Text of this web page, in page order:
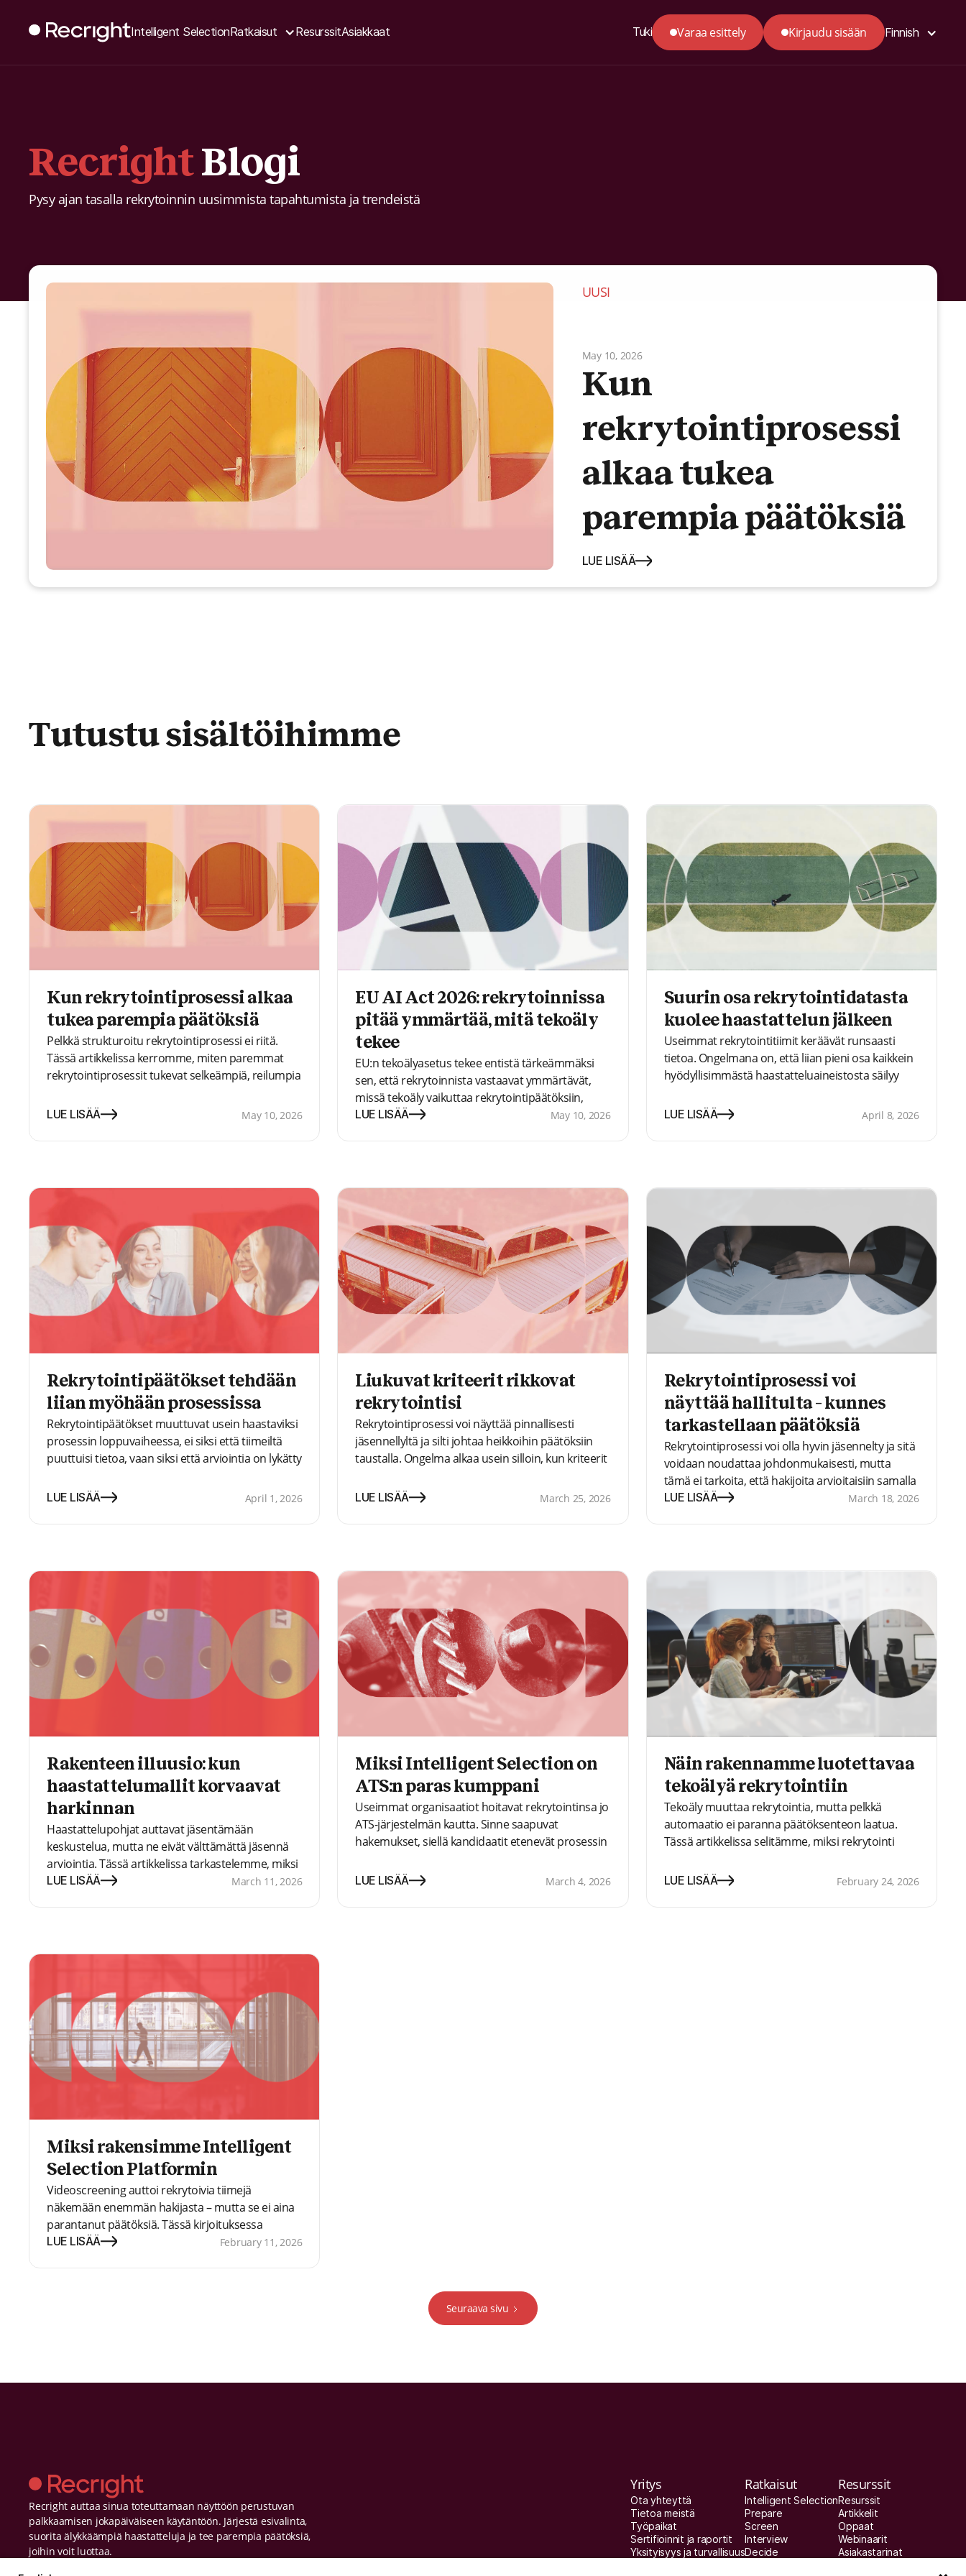
Intelligent SelectionRatkaisut ResurssitAsiakkaat Tuki Varaa esittely Kirjaudu sisään Finnish
RecrightBlogi
Pysy ajan tasalla rekrytoinnin uusimmista tapahtumista ja trendeistä
UUSI
May 10, 2026
Kun
rekrytointiprosessi
alkaa tukea
parempia päätöksiä
LUE LISÄÄ
Tutustu sisältöihimme
Kun rekrytointiprosessi alkaa
tukea parempia päätöksiä
Pelkkä strukturoitu rekrytointiprosessi ei riitä.
Tässä artikkelissa kerromme, miten paremmat
rekrytointiprosessit tukevat selkeämpiä, reilumpia
LUE LISÄÄ May 10, 2026
EU AI Act 2026: rekrytoinnissa
pitää ymmärtää, mitä tekoäly
tekee
EU:n tekoälyasetus tekee entistä tärkeämmäksi
sen, että rekrytoinnista vastaavat ymmärtävät,
missä tekoäly vaikuttaa rekrytointipäätöksiin,
inhimilliseen harkintaan ja hakijoiden arviointiin.
LUE LISÄÄ May 10, 2026
Suurin osa rekrytointidatasta
kuolee haastattelun jälkeen
Useimmat rekrytointitiimit keräävät runsaasti
tietoa. Ongelmana on, että liian pieni osa kaikkein
hyödyllisimmästä haastatteluaineistosta säilyy
myöhemmin tukea hakijoiden oikeudenmukaista
LUE LISÄÄ April 8, 2026
Rekrytointipäätökset tehdään
liian myöhään prosessissa
Rekrytointipäätökset muuttuvat usein haastaviksi
prosessin loppuvaiheessa, ei siksi että tiimeiltä
puuttuisi tietoa, vaan siksi että arviointia on lykätty
tarkastelemme, miksi rekrytointi vaikeutuu, kun
LUE LISÄÄ April 1, 2026
Liukuvat kriteerit rikkovat
rekrytointisi
Rekrytointiprosessi voi näyttää pinnallisesti
jäsennellyltä ja silti johtaa heikkoihin päätöksiin
taustalla. Ongelma alkaa usein silloin, kun kriteerit
prosessin läpi.
LUE LISÄÄ March 25, 2026
Rekrytointiprosessi voi
näyttää hallitulta – kunnes
tarkastellaan päätöksiä
Rekrytointiprosessi voi olla hyvin jäsennelty ja sitä
voidaan noudattaa johdonmukaisesti, mutta
tämä ei tarkoita, että hakijoita arvioitaisiin samalla
tavalla. Tässä artikkelissa tarkastelemme, missä
LUE LISÄÄ March 18, 2026
Rakenteen illuusio: kun
haastattelumallit korvaavat
harkinnan
Haastattelupohjat auttavat jäsentämään
keskustelua, mutta ne eivät välttämättä jäsennä
arviointia. Tässä artikkelissa tarkastelemme, miksi
rekrytointipäätökset voivat silti poiketa toisistaan,
LUE LISÄÄ March 11, 2026
Miksi Intelligent Selection on
ATS:n paras kumppani
Useimmat organisaatiot hoitavat rekrytointinsa jo
ATS-järjestelmän kautta. Sinne saapuvat
hakemukset, siellä kandidaatit etenevät prosessin
dokumentaatio tallennetaan. ATS toimii
LUE LISÄÄ March 4, 2026
Näin rakennamme luotettavaa
tekoälyä rekrytointiin
Tekoäly muuttaa rekrytointia, mutta pelkkä
automaatio ei paranna päätöksenteon laatua.
Tässä artikkelissa selitämme, miksi rekrytointi
autonominen tekoäly voi heikentää
LUE LISÄÄ February 24, 2026
Miksi rakensimme Intelligent
Selection Platformin
Videoscreening auttoi rekrytoivia tiimejä
näkemään enemmän hakijasta – mutta se ei aina
parantanut päätöksiä. Tässä kirjoituksessa
selitämme, miksi rekrytointi usein epäonnistuu
LUE LISÄÄ February 11, 2026
Seuraava sivu
Recright auttaa sinua toteuttamaan näyttöön perustuvan
palkkaamisen jokapäiväiseen käytäntöön. Järjestä esivalinta,
suorita älykkäämpiä haastatteluja ja tee parempia päätöksiä,
joihin voit luottaa.
Yritys
Ota yhteyttä
Tietoa meistä
Työpaikat
Sertifioinnit ja raportit
Yksityisyys ja turvallisuus
Ratkaisut
Intelligent Selection
Prepare
Screen
Interview
Decide
Resurssit
Resurssit
Artikkelit
Oppaat
Webinaarit
Asiakastarinat